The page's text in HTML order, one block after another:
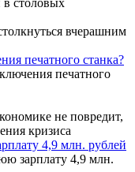
вчерашним
печатного станка?
не повредит,
кризиса
4,9 млн. рублей